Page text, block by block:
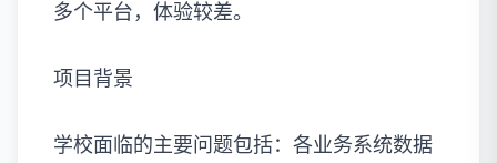
多个平台，体验较差。
项目背景
学校面临的主要问题包括：各业务系统数据